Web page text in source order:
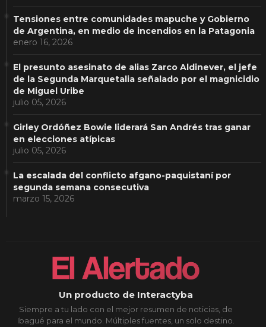
Tensiones entre comunidades mapuche y Gobierno
de Argentina, en medio de incendios en la Patagonia
enero 16, 2026
El presunto asesinato de alias Zarco Aldinever, el jefe
de la Segunda Marquetalia señalado por el magnicidio
de Miguel Uribe
julio 05, 2026
Girley Ordóñez Bowie liderará San Andrés tras ganar
en elecciones atípicas
julio 05, 2026
La escalada del conflicto afgano-paquistaní por
segunda semana consecutiva
marzo 15, 2026
Un producto de Interactyba
Siempre a tu lado con el mejor resumen de noticias, de
Ibagué para el mundo. Múltiples fuentes, un solo destino.